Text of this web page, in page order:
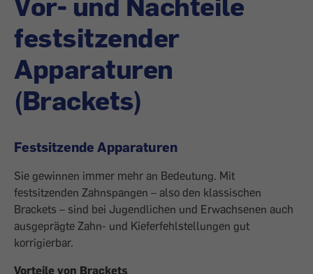
festsitzender
Apparaturen
(Brackets)
Festsitzende Apparaturen
Sie gewinnen immer mehr an Bedeutung. Mit
festsitzenden Zahnspangen – also den klassischen
Brackets – sind bei Jugendlichen und Erwachsenen auch
ausgeprägte Zahn- und Kieferfehlstellungen gut
korrigierbar.
Vorteile von Brackets